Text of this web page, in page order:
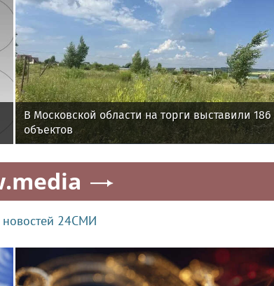
В Московской области на торги выставили 186
объектов
новостей 24СМИ